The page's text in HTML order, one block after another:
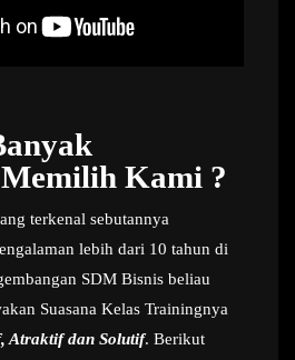
Kami ?
terkenal sebutannya
lebih dari 10 tahun di
SDM Bisnis beliau
Suasana Kelas Trainingnya
Atraktif dan Solutif. Berikut